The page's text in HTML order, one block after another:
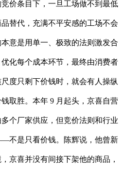
价条目下，一旦工场做不到最低
替代，充满不平安感的工场不会
意是用单一、极致的法则激发合
化每个成本环节，最终由消费者
度只剩下价钱时，就会有人操纵
取胜。本年 9 月起头，京喜自营
个厂家供应，但竞价法则和行业
不是只看价钱。陈辉说，他曾新
京喜并没有间接下架他的商品，